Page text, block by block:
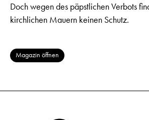
Doch wegen des päpstlichen Verbots
kirchlichen Mauern keinen Schutz.
Magazin öffnen